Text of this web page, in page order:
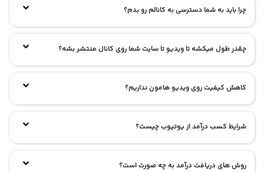
چرا باید به شما دسترسی به کانالم رو بدم؟
چقدر طول میکشه تا ویدیو تا سایت شما روی کانال منتشر بشه؟
کاهش کیفیت روی ویدیو هامون نداریم؟
شرایط کسب درآمد از یوتیوب چیست؟
روش های دریافت درآمد به چه صورت است؟